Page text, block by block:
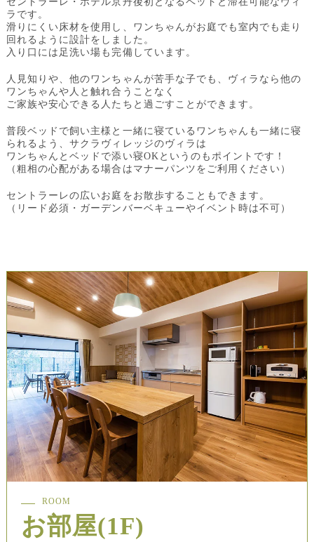
ラです。
滑りにくい床材を使用し、ワンちゃんがお庭でも室内でも走り
回れるように設計をしました。
入り口には足洗い場も完備しています。
人見知りや、他のワンちゃんが苦手な子でも、ヴィラなら他の
ワンちゃんや人と触れ合うことなく
ご家族や安心できる人たちと過ごすことができます。
普段ベッドで飼い主様と一緒に寝ているワンちゃんも一緒に寝
られるよう、サクラヴィレッジのヴィラは
ワンちゃんとベッドで添い寝OKというのもポイントです！
（粗相の心配がある場合はマナーパンツをご利用ください）
セントラーレの広いお庭をお散歩することもできます。
（リード必須・ガーデンバーベキューやイベント時は不可）
ROOM
お部屋(1F)